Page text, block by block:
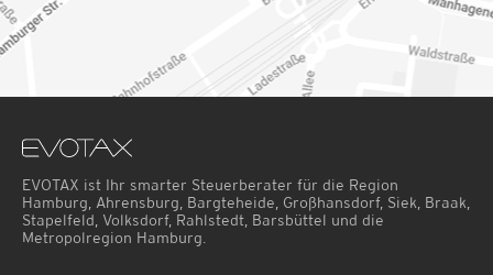
EVOTAX ist Ihr smarter Steuerberater für die Region
Hamburg, Ahrensburg, Bargteheide, Großhansdorf, Siek, Braak,
Stapelfeld, Volksdorf, Rahlstedt, Barsbüttel und die
Metropolregion Hamburg.